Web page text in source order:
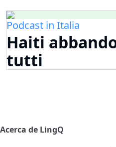
Podcast in Italia
Haiti
tutti
Acerca de LingQ